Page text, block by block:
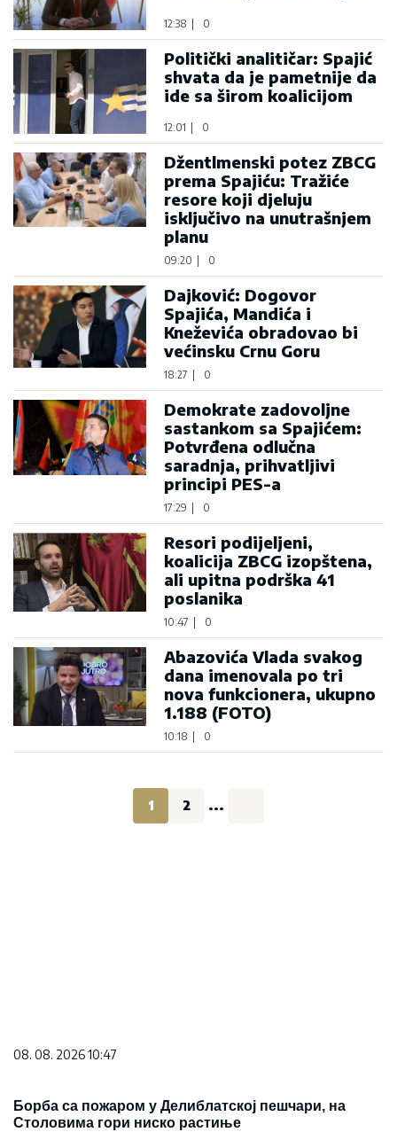
12:38 0
Politički analitičar: Spajić
shvata da je pametnije da
ide sa širom koalicijom
12:01 0
Džentlmenski potez ZBCG
prema Spajiću: Tražiće
resore koji djeluju
isključivo na unutrašnjem
planu
09:20 0
Dajković: Dogovor
Spajića, Mandića i
Kneževića obradovao bi
većinsku Crnu Goru
18:27 0
Demokrate zadovoljne
sastankom sa Spajićem:
Potvrđena odlučna
saradnja, prihvatljivi
principi PES-a
17:29 0
Resori podijeljeni,
koalicija ZBCG izopštena,
ali upitna podrška 41
poslanika
10:47 0
Abazovića Vlada svakog
dana imenovala po tri
nova funkcionera, ukupno
1.188 (FOTO)
10:18 0
1 2 ...
08. 08. 2026 10:47
Борба са пожаром у Делиблатској пешчари, на
Столовима гори ниско растиње